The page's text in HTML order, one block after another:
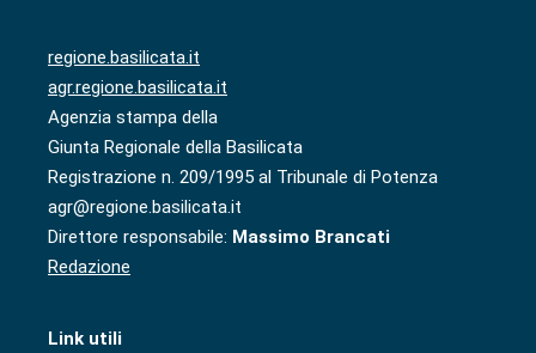
regione.basilicata.it
agr.regione.basilicata.it
Agenzia stampa della
Giunta Regionale della Basilicata
Registrazione n. 209/1995 al Tribunale di Potenza
agr@regione.basilicata.it
Direttore responsabile: Massimo Brancati
Redazione
Link utili